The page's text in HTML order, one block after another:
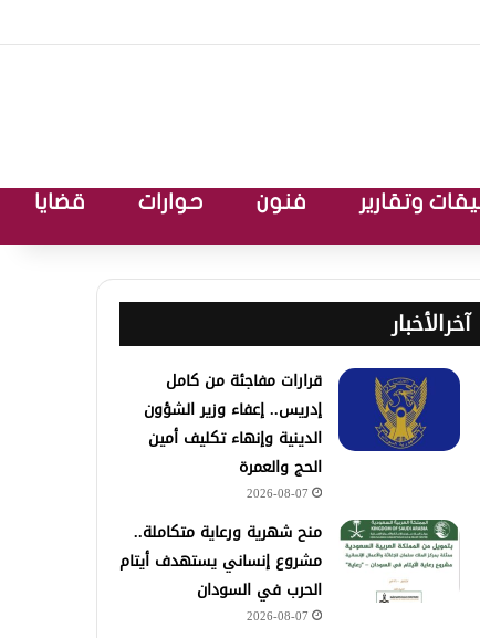
وتقارير فنون حوارات قضايا
آخرالأخبار
قرارات مفاجئة من كامل
إدريس.. إعفاء وزير الشؤون
الدينية وإنهاء تكليف أمين
الحج والعمرة
2026-08-07
منح شهرية ورعاية متكاملة..
مشروع إنساني يستهدف أيتام
الحرب في السودان
2026-08-07